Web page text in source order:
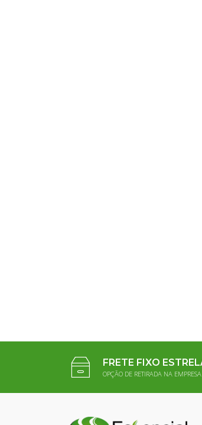
FRETE FIXO
OPÇÃO DE RETIRADA NA EMPRESA